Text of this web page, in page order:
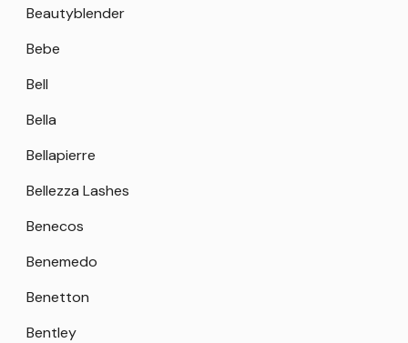
Beautyblender
Bebe
Bell
Bella
Bellapierre
Bellezza Lashes
Benecos
Benemedo
Benetton
Bentley